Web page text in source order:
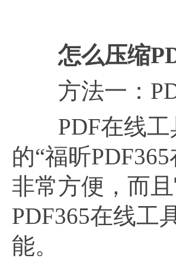
怎么压缩
方法一：
PDF在线工
的“福昕
非常方便，而
PDF365在线工
能。